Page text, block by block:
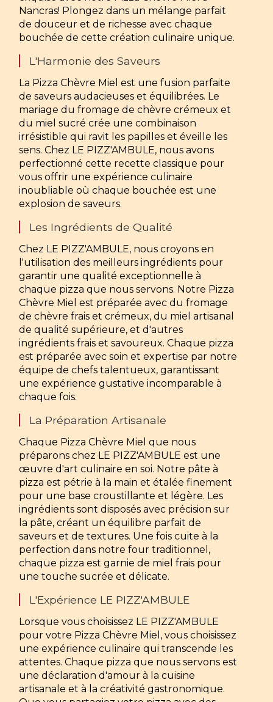
Nancras! Plongez dans un mélange parfait
de douceur et de richesse avec chaque
bouchée de cette création culinaire unique.
L'Harmonie des Saveurs
La Pizza Chèvre Miel est une fusion parfaite
de saveurs audacieuses et équilibrées. Le
mariage du fromage de chèvre crémeux et
du miel sucré crée une combinaison
irrésistible qui ravit les papilles et éveille les
sens. Chez LE PIZZ'AMBULE, nous avons
perfectionné cette recette classique pour
vous offrir une expérience culinaire
inoubliable où chaque bouchée est une
explosion de saveurs.
Les Ingrédients de Qualité
Chez LE PIZZ'AMBULE, nous croyons en
l'utilisation des meilleurs ingrédients pour
garantir une qualité exceptionnelle à
chaque pizza que nous servons. Notre Pizza
Chèvre Miel est préparée avec du fromage
de chèvre frais et crémeux, du miel artisanal
de qualité supérieure, et d'autres
ingrédients frais et savoureux. Chaque pizza
est préparée avec soin et expertise par notre
équipe de chefs talentueux, garantissant
une expérience gustative incomparable à
chaque fois.
La Préparation Artisanale
Chaque Pizza Chèvre Miel que nous
préparons chez LE PIZZ'AMBULE est une
œuvre d'art culinaire en soi. Notre pâte à
pizza est pétrie à la main et étalée finement
pour une base croustillante et légère. Les
ingrédients sont disposés avec précision sur
la pâte, créant un équilibre parfait de
saveurs et de textures. Une fois cuite à la
perfection dans notre four traditionnel,
chaque pizza est garnie de miel frais pour
une touche sucrée et délicate.
L'Expérience LE PIZZ'AMBULE
Lorsque vous choisissez LE PIZZ'AMBULE
pour votre Pizza Chèvre Miel, vous choisissez
une expérience culinaire qui transcende les
attentes. Chaque pizza que nous servons est
une déclaration d'amour à la cuisine
artisanale et à la créativité gastronomique.